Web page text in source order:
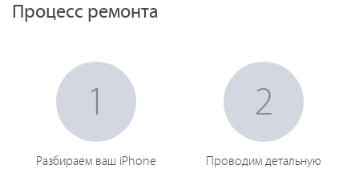
Процесс ремонта
1
Разбираем ваш iPhone
2
Проводим детальную